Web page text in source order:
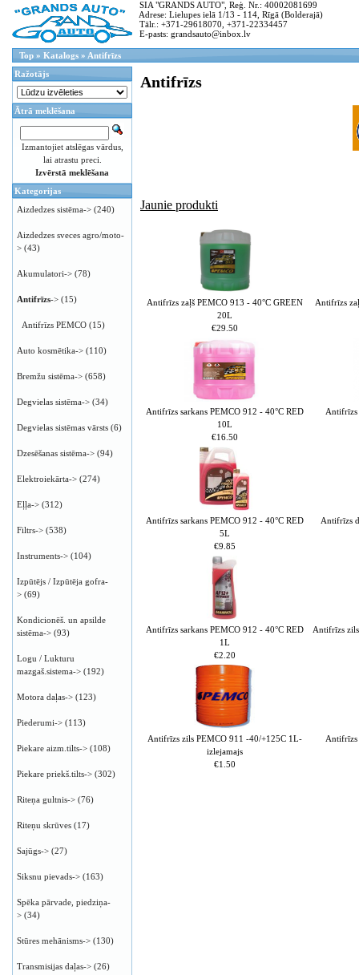
SIA "GRANDS AUTO", Reģ. Nr.: 40002081699
Adrese: Lielupes ielā 1/13 - 114, Rīgā (Bolderajā)
Tālr.: +371-29618070, +371-22334457
E-pasts: grandsauto@inbox.lv
Top » Katalogs » Antifrīzs
Antifrīzs
Jaunie produkti
Antifrīzs zaļš PEMCO 913 - 40°C GREEN
20L
€29.50
Antifrīzs
Antifrīzs sarkans PEMCO 912 - 40°C RED
10L
€16.50
Antifrīzs sarkans PEMCO 912 - 40°C RED
5L
€9.85
Antifrīzs
Antifrīzs sarkans PEMCO 912 - 40°C RED
1L
€2.20
Antifrīzs
Antifrīzs zils PEMCO 911 -40/+125C 1L-
izlejamajs
€1.50
Antifrīzs
Ražotājs
Ātrā meklēšana
Izmantojiet atslēgas vārdus,
lai atrastu preci.
Izvērstā meklēšana
Kategorijas
Aizdedzes sistēma-> (240)
Aizdedzes sveces agro/moto-
> (43)
Akumulatori-> (78)
Antifrīzs-> (15)
Antifrīzs PEMCO (15)
Auto kosmētika-> (110)
Bremžu sistēma-> (658)
Degvielas sistēma-> (34)
Degvielas sistēmas vārsts (6)
Dzesēšanas sistēma-> (94)
Elektroiekārta-> (274)
Eļļa-> (312)
Filtrs-> (538)
Instruments-> (104)
Izpūtējs / Izpūtēja gofra-
> (69)
Kondicionēš. un apsilde
sistēma-> (93)
Logu / Lukturu
mazgaš.sistema-> (192)
Motora daļas-> (123)
Piederumi-> (113)
Piekare aizm.tilts-> (108)
Piekare priekš.tilts-> (302)
Riteņa gultnis-> (76)
Riteņu skrūves (17)
Sajūgs-> (27)
Siksnu pievads-> (163)
Spēka pārvade, piedziņa-
> (34)
Stūres mehānisms-> (130)
Transmisijas daļas-> (26)